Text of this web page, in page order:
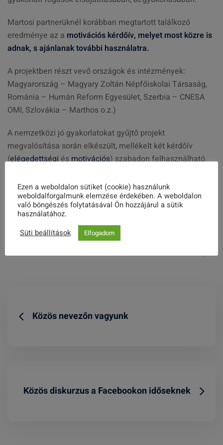
Martosi partnerüknél korábban megtartott találkozó
eredménye az a motivációs kérdőív, melyet most közre is
adnak, s ajánlanak további használatra.
A projektben részt vevő országok és intézmények:
Magyarország – Magyary Zoltán Népfőiskolai Társaság,
Románia – Humán Reform Egyesület, Szerbia – CNESA
OMI, Szlovákia – Marthos o.z.)
A nemzetközi jó gyakorlatokat gyűjtő projekt
megvalósítása során elkészült, mellékelt két kérdőív
(elégedettségiésmotivációs) szabadon felhasználható.
https://erasmusplusz.hu/erasmus_hirek/innovativ-jo-
gyakorlatok-csereje-a-szepkoruak-digitalis-keszsegeinek-
fejlesztesehez
Közös nevezőn vagyunk
Közös diskurzus a Facebookon időseknek
Ezen a weboldalon sütiket (cookie) használunk
weboldalforgalmunk elemzése érdekében. A weboldalon
való böngészés folytatásával Ön hozzájárul a sütik
használatához.
Süti beállítások
Elfogadom